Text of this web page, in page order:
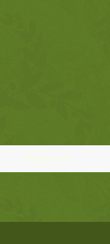
Folge uns!